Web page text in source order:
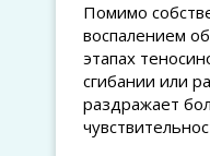
Помимо
воспалением
этапах
сгибании или
раздражает